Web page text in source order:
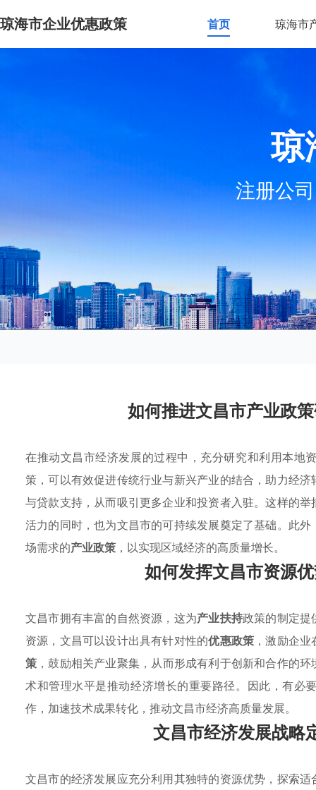
琼海市企业优惠政策 首页 琼海市
琼
注册公
如何推进文昌市产业政
在推动文昌市经济发展的过程中，充分研究和利用本地
策，可以有效促进传统行业与新兴产业的结合，助力经
与贷款支持，从而吸引更多企业和投资者入驻。这样的
活力的同时，也为文昌市的可持续发展奠定了基础。此
场需求的产业政策 ，以实现区域经济的高质量增长。
如何发挥文昌市资源
文昌市拥有丰富的自然资源，这为产业扶持政策的制定提
资源，文昌可以设计出具有针对性的优惠政策 ，激励企
策 ，鼓励相关产业聚集，从而形成有利于创新和合作的
术和管理水平是推动经济增长的重要路径。因此，有必
作，加速技术成果转化，推动文昌市经济高质量发展。
文昌市经济发展战略
文昌市的经济发展应充分利用其独特的资源优势，探索